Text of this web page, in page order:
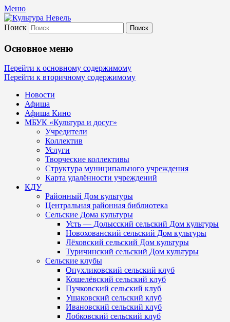
Меню
Культура Невель
МБУК Невельского района "Культура
и досуг"
Поиск
Основное меню
Перейти к основному содержимому
Перейти к вторичному содержимому
Новости
Афиша
Афиша Кино
МБУК «Культура и досуг»
Учредители
Коллектив
Услуги
Творческие коллективы
Структура муниципального учреждения
Карта удалённости учреждений
КДУ
Районный Дом культуры
Центральная районная библиотека
Сельские Дома культуры
Усть — Долысский сельский Дом культуры
Новохованский сельский Дом культуры
Лёховский сельский Дом культуры
Туричинский сельский Дом культуры
Сельские клубы
Опухликовский сельский клуб
Кошелёвский сельский клуб
Пучковский сельский клуб
Ушаковский сельский клуб
Ивановский сельский клуб
Лобковский сельский клуб